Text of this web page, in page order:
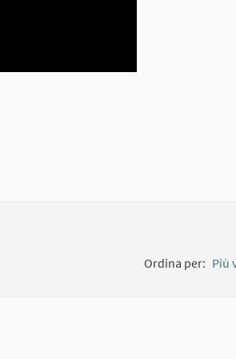
Ordina per: Più